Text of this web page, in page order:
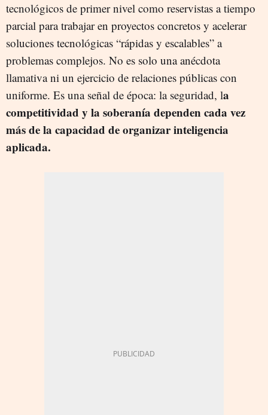
tecnológicos de primer nivel como reservistas a tiempo
parcial para trabajar en proyectos concretos y acelerar
soluciones tecnológicas “rápidas y escalables” a
problemas complejos. No es solo una anécdota
llamativa ni un ejercicio de relaciones públicas con
uniforme. Es una señal de época: la seguridad, la
competitividad y la soberanía dependen cada vez
más de la capacidad de organizar inteligencia
aplicada.